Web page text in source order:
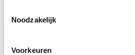
Noodzakelijk
Voorkeuren